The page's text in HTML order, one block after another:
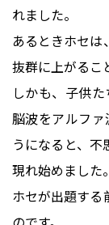
れました。
あるときホセは
抜群に上がるこ
しかも、子供
脳波をアルフ
うになると、
現れ始めました。
ホセが出題する